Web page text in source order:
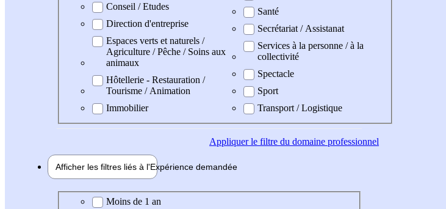
Conseil / Etudes
Direction d'entreprise
Espaces verts et naturels /
Agriculture / Pêche / Soins aux
animaux
Hôtellerie - Restauration /
Tourisme / Animation
Immobilier
Santé
Secrétariat / Assistanat
Services à la personne / à la
collectivité
Spectacle
Sport
Transport / Logistique
Appliquerle filtre du domaine professionnel
Afficher les filtres liés à l'Expérience demandée
Expérience demandée
Moins de 1 an